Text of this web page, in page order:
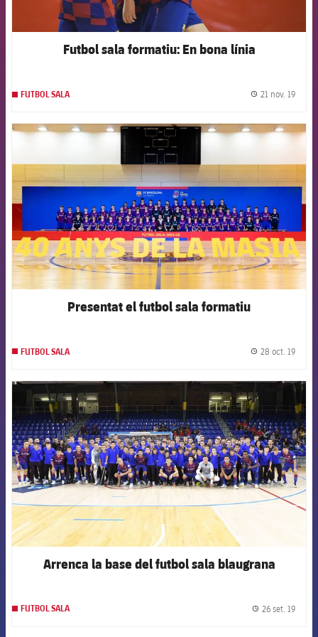
Futbol sala formatiu: En bona línia
FUTBOL SALA 21 nov. 19
FCB Barcelona badge
Presentat el futbol sala formatiu
FUTBOL SALA 28 oct. 19
FCB Barcelona badge
Arrenca la base del futbol sala blaugrana
FUTBOL SALA 26 set. 19